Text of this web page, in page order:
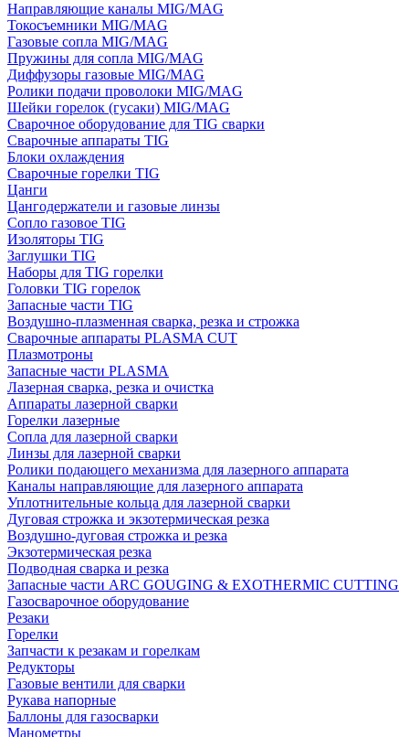
Направляющие каналы MIG/MAG
Токосъемники MIG/MAG
Газовые сопла MIG/MAG
Пружины для сопла MIG/MAG
Диффузоры газовые MIG/MAG
Ролики подачи проволоки MIG/MAG
Шейки горелок (гусаки) MIG/MAG
Сварочное оборудование для TIG сварки
Сварочные аппараты TIG
Блоки охлаждения
Сварочные горелки TIG
Цанги
Цангодержатели и газовые линзы
Сопло газовое TIG
Изоляторы TIG
Заглушки TIG
Наборы для TIG горелки
Головки TIG горелок
Запасные части TIG
Воздушно-плазменная сварка, резка и строжка
Сварочные аппараты PLASMA CUT
Плазмотроны
Запасные части PLASMA
Лазерная сварка, резка и очистка
Аппараты лазерной сварки
Горелки лазерные
Сопла для лазерной сварки
Линзы для лазерной сварки
Ролики подающего механизма для лазерного аппарата
Каналы направляющие для лазерного аппарата
Уплотнительные кольца для лазерной сварки
Дуговая строжка и экзотермическая резка
Воздушно-дуговая строжка и резка
Экзотермическая резка
Подводная сварка и резка
Запасные части ARC GOUGING & EXOTHERMIC CUTTING
Газосварочное оборудование
Резаки
Горелки
Запчасти к резакам и горелкам
Редукторы
Газовые вентили для сварки
Рукава напорные
Баллоны для газосварки
Манометры